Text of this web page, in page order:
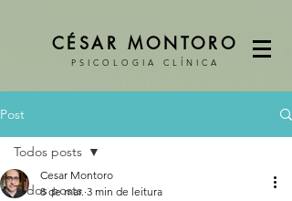
CÉSAR MONTORO
PSICOLOGIA CLÍNICA
Post
Todos posts
Todos posts
Cesar Montoro
8 de mar. 3 min de leitura